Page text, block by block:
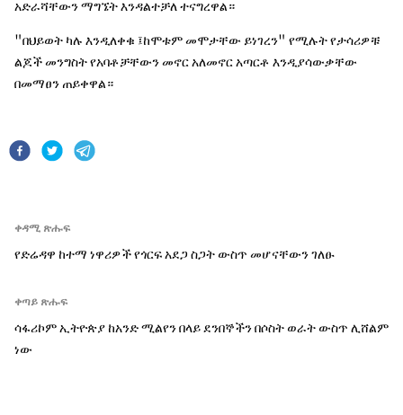
አድራሻቸውን ማግኜት እንዳልተቻለ ተናግረዋል።
"በህይወት ካሉ እንዲለቀቁ ፤ከሞቱም መሞታቸው ይነገረን" የሚሉት የታሳሪዎቹ
ልጆች መንግስት የአባቶቻቸውን መኖር አለመኖር አጣርቶ እንዲያሳውቃቸው
በመማፀን ጠይቀዋል።
ቀዳሚ ጽሑፍ
የድሬዳዋ ከተማ ነዋሪዎች የጎርፍ አደጋ ስጋት ውስጥ መሆናቸውን ገለፁ
ቀጣይ ጽሑፍ
ሳፋሪኮም ኢትዮጵያ ከአንድ ሚልየን በላይ ደንበኞችን በሶስት ወራት ውስጥ ሊሸልም
ነው